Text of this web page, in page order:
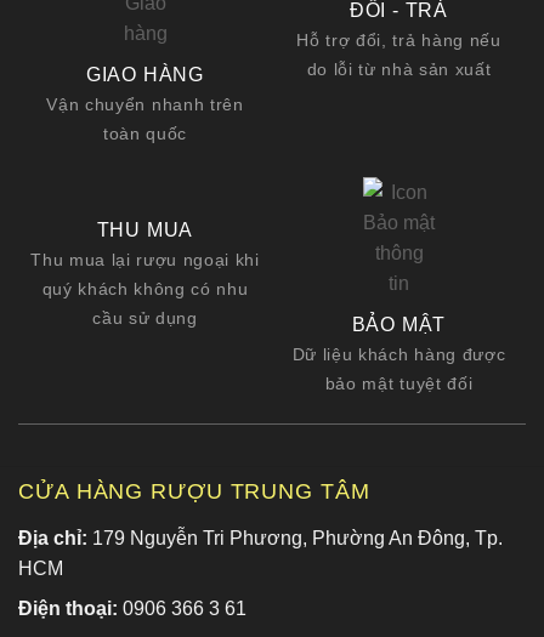
GIAO HÀNG
Vận chuyển nhanh trên
toàn quốc
ĐỔI - TRẢ
Hỗ trợ đổi, trả hàng nếu
do lỗi từ nhà sản xuất
THU MUA
Thu mua lại rượu ngoại khi
quý khách không có nhu
cầu sử dụng
BẢO MẬT
Dữ liệu khách hàng được
bảo mật tuyệt đối
CỬA HÀNG RƯỢU TRUNG TÂM
Địa chỉ: 179 Nguyễn Tri Phương, Phường An Đông, Tp.
HCM
Điện thoại: 0906 366 3 61